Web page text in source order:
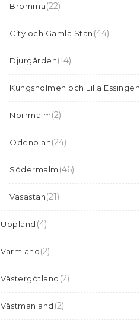
Bromma(22)
City och Gamla Stan (44)
Djurgården(14)
Kungsholmen och Lilla Essingen
Norrmalm(2)
Odenplan(24)
Södermalm (46)
Vasastan(21)
Uppland (4)
Värmland(2)
Västergötland (2)
Västmanland (2)